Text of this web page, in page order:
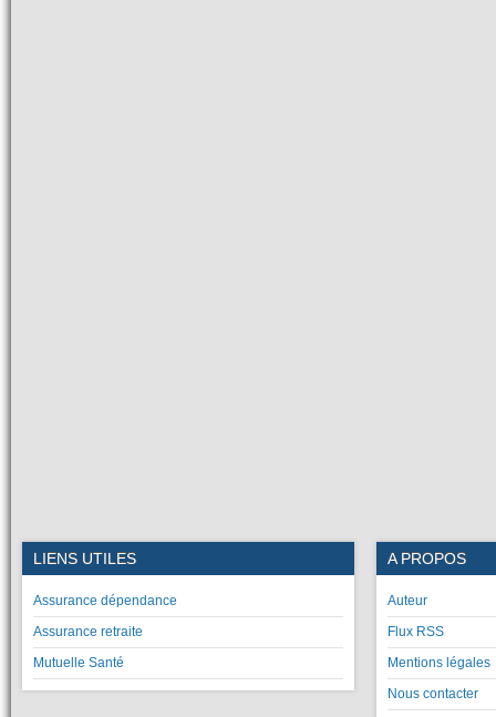
LIENS UTILES
Assurance dépendance
Assurance retraite
Mutuelle Santé
A PROPOS
Auteur
Flux RSS
Mentions légales
Nous contacter